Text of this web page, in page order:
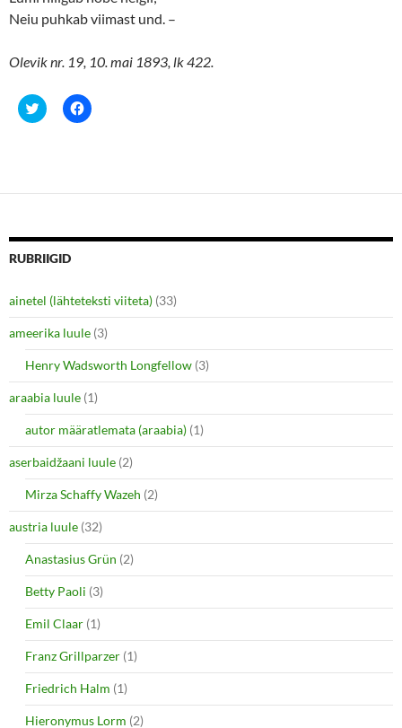
Neiu puhkab viimast und. ­–
Olevik nr. 19, 10. mai 1893, lk 422.
C
l
h
e
o
n
t
t
e
r
(
O
p
e
n
n
n
w
w
i
n
d
o
)
C
l
h
e
o
e
b
o
o
k
(
O
p
e
n
i
n
n
e
w
w
i
n
d
w
)
RUBRIIGID
ainetel (lähteteksti viiteta) (33)
ameerika luule (3)
Henry Wadsworth Longfellow (3)
araabia luule (1)
autor määratlemata (araabia) (1)
aserbaidžaani luule (2)
Mirza Schaffy Wazeh (2)
austria luule (32)
Anastasius Grün (2)
Betty Paoli (3)
Emil Claar (1)
Franz Grillparzer (1)
Friedrich Halm (1)
Hieronymus Lorm (2)